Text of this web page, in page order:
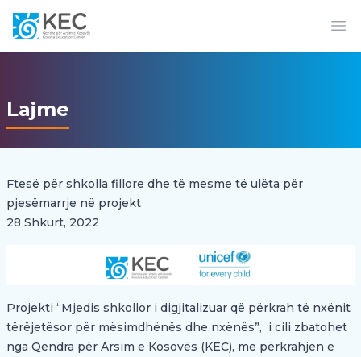
Lajme
Ftesë për shkolla fillore dhe të mesme të ulëta për
pjesëmarrje në projekt
28 Shkurt, 2022
Projekti “Mjedis shkollor i digjitalizuar që përkrah të nxënit
tërëjetësor për mësimdhënës dhe nxënës”, i cili zbatohet
nga Qendra për Arsim e Kosovës (KEC), me përkrahjen e